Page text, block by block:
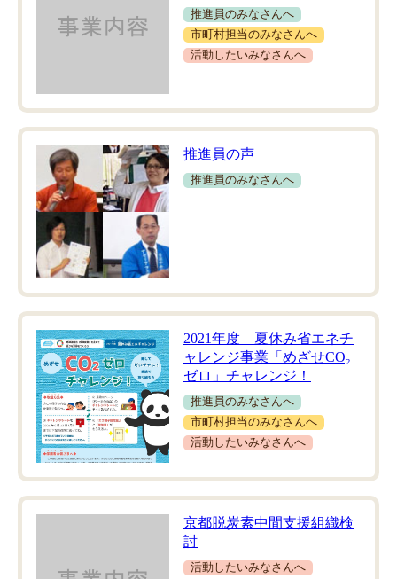
推進員のみなさんへ
市町村担当のみなさんへ
活動したいみなさんへ
推進員の声
推進員のみなさんへ
2021年度 夏休み省エネチ
ャレンジ事業「めざせCO₂
ゼロ」チャレンジ！
推進員のみなさんへ
市町村担当のみなさんへ
活動したいみなさんへ
京都脱炭素中間支援組織検
討
活動したいみなさんへ